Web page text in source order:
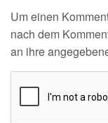
Um einen
nach dem
an ihre